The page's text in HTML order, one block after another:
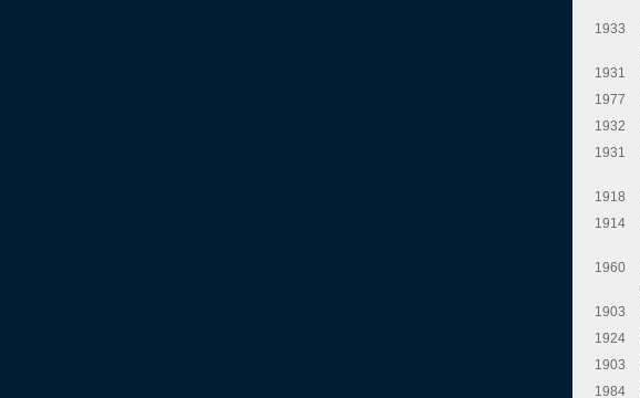
1933
1931
1977
1932
1931
1918
1914
1960
1903
1924
1903
1984